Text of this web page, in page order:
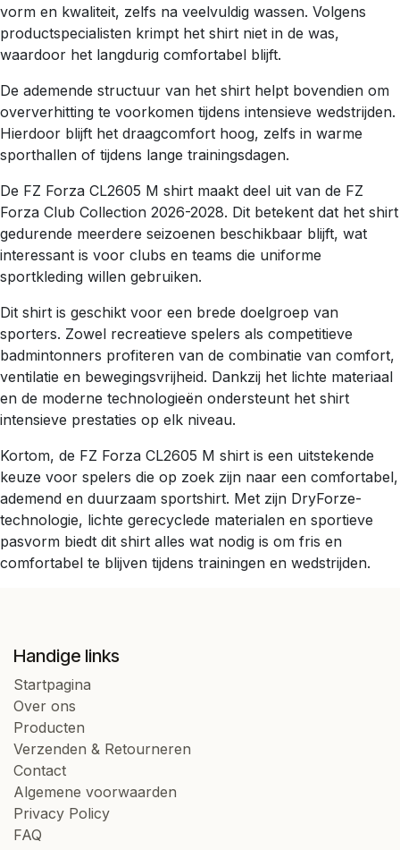
vorm en kwaliteit, zelfs na veelvuldig wassen. Volgens
productspecialisten krimpt het shirt niet in de was,
waardoor het langdurig comfortabel blijft.
De ademende structuur van het shirt helpt bovendien om
oververhitting te voorkomen tijdens intensieve wedstrijden.
Hierdoor blijft het draagcomfort hoog, zelfs in warme
sporthallen of tijdens lange trainingsdagen.
De FZ Forza CL2605 M shirt maakt deel uit van de FZ
Forza Club Collection 2026-2028. Dit betekent dat het shirt
gedurende meerdere seizoenen beschikbaar blijft, wat
interessant is voor clubs en teams die uniforme
sportkleding willen gebruiken.
Dit shirt is geschikt voor een brede doelgroep van
sporters. Zowel recreatieve spelers als competitieve
badmintonners profiteren van de combinatie van comfort,
ventilatie en bewegingsvrijheid. Dankzij het lichte materiaal
en de moderne technologieën ondersteunt het shirt
intensieve prestaties op elk niveau.
Kortom, de FZ Forza CL2605 M shirt is een uitstekende
keuze voor spelers die op zoek zijn naar een comfortabel,
ademend en duurzaam sportshirt. Met zijn DryForze-
technologie, lichte gerecyclede materialen en sportieve
pasvorm biedt dit shirt alles wat nodig is om fris en
comfortabel te blijven tijdens trainingen en wedstrijden.
Handige links
Startpagina
Over ons
Producten
Verzenden & Retourneren
Contact
Algemene voorwaarden
Privacy Policy
FAQ